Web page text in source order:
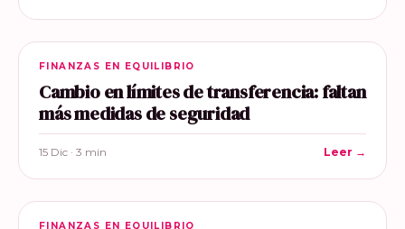
FINANZAS EN EQUILIBRIO
Cambio en límites de transferencia: faltan
más medidas de seguridad
15 Dic · 3 min Leer →
FINANZAS EN EQUILIBRIO